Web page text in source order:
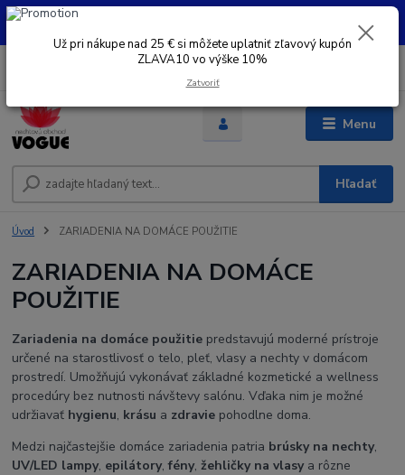
UŽ PRI NÁKUPE OD 30 € SI MOŽETE UPLATNIŤ ZĽAVOVÝ KUPÓN -
Menu
EUR
Hľadať
Úvod ZARIADENIA NA DOMÁCE POUŽITIE
ZARIADENIA NA DOMÁCE
POUŽITIE
Zariadenia na domáce použitie predstavujú moderné prístroje
určené na starostlivosť o telo, pleť, vlasy a nechty v domácom
prostredí. Umožňujú vykonávať základné kozmetické a wellness
procedúry bez nutnosti návštevy salónu. Vďaka nim je možné
udržiavať hygienu, krásu a zdravie pohodlne doma.
Medzi najčastejšie domáce zariadenia patria brúsky na nechty,
UV/LED lampy, epilátory,fény,žehličky na vlasy a rôzne
Už pri nákupe nad 25 € si môžete uplatniť zľavový kupón
ZLAVA10 vo výške 10%
Zatvoriť